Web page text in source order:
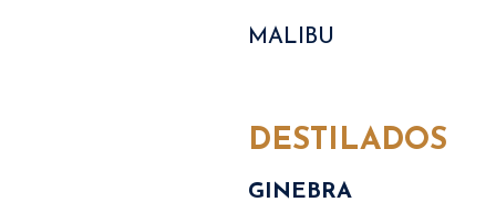
MALIBU
DESTILADOS
GINEBRA